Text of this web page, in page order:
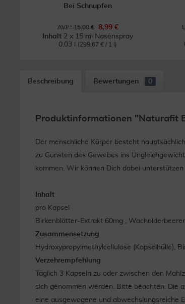
Bei Schnupfen
AVP* 15,00 €
8,99 €
Inhalt 2 x 15 ml Nasenspray
0.03 l
(299,67 € / 1 l)
Beschreibung Bewertungen 0
Produktinformationen "Naturafit
Der menschliche Körper besteht
zu Gunsten des Gewebes ins
kommen. Wir können Dich dabei
Inhalt
pro Kapsel
Birkenblätter-Extrakt 60mg ,
Zusammensetzung
Hydroxypropylmethylcellulose (Kapselhülle),
Verzehrempfehlung
Täglich 3 Kapseln zu oder zwischen den
sich genommen werden. Bitte beachten: Die
eine ausgewogene und abwechslungsreiche